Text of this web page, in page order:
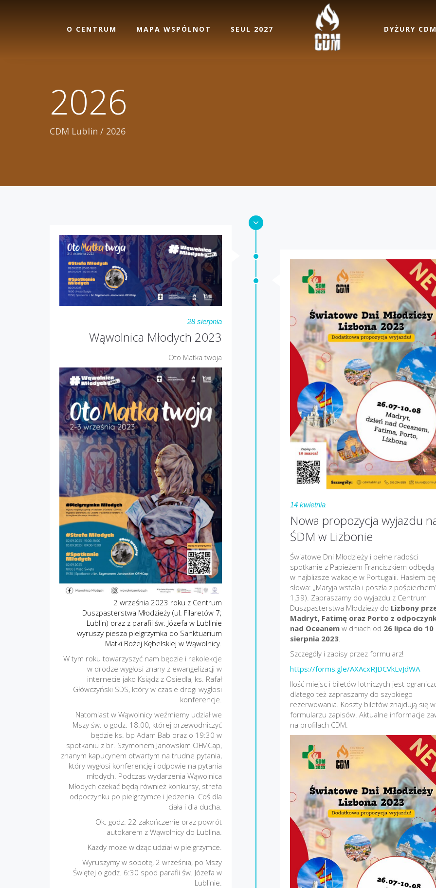
O CENTRUM MAPA WSPÓLNOT SEUL 2027 DYŻURY
2026
CDM Lublin / 2026
28 sierpnia
Wąwolnica Młodych 2023
Oto Matka twoja
2 września 2023 roku z Centrum
Duszpasterstwa Młodzieży (ul. Filaretów 7;
Lublin) oraz z parafii św. Józefa w Lublinie
wyruszy piesza pielgrzymka do Sanktuarium
Matki Bożej Kębelskiej w Wąwolnicy.
W tym roku towarzyszyć nam będzie i rekolekcje
w drodze wygłosi znany z ewangelizacji w
internecie jako Ksiądz z Osiedla, ks. Rafał
Główczyński SDS, który w czasie drogi wygłosi
konferencje.
Natomiast w Wąwolnicy weźmiemy udział we
Mszy św. o godz. 18:00, której przewodniczyć
będzie ks. bp Adam Bab oraz o 19:30 w
spotkaniu z br. Szymonem Janowskim OFMCap,
znanym kapucynem otwartym na trudne pytania,
który wygłosi konferencję i odpowie na pytania
młodych. Podczas wydarzenia Wąwolnica
Młodych czekać będą również konkursy, strefa
odpoczynku po pielgrzymce i jedzenia. Coś dla
ciała i dla ducha.
Ok. godz. 22 zakończenie oraz powrót
autokarem z Wąwolnicy do Lublina.
Każdy może widząc udział w pielgrzymce.
Wyruszymy w sobotę, 2 września, po Mszy
Świętej o godz. 6:30 spod parafii św. Józefa w
Lublinie.
14 kwietnia
Nowa propozycja wyjazdu
ŚDM w Lizbonie
Światowe Dni Młodzieży i pełne radości
spotkanie z Papieżem Franciszkiem odbędą
w najbliższe wakacje w Portugalii. Hasłem
słowa: „Maryja wstała i poszła z
1,39). Zapraszamy do wyjazdu z Centrum
Duszpasterstwa Młodzieży do Lizbony
Madryt, Fatimę oraz Porto z
nad Oceanemw dniach od 26 lipca do 10
sierpnia 2023.
Szczegóły i zapisy przez formularz!
https://forms.gle/AXAcxRJDCVkLvJdWA
Ilość miejsc i biletów lotniczych jest
dlatego też zapraszamy do szybkiego
rezerwowania. Koszty biletów znajdują się w
formularzu zapisów. Aktualne informacje
na profilach CDM.